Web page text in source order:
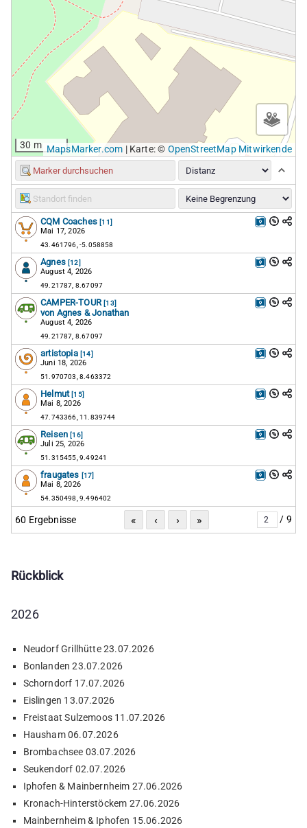
Rückblick
2026
Neudorf Grillhütte 23.07.2026
Bonlanden 23.07.2026
Schorndorf 17.07.2026
Eislingen 13.07.2026
Freistaat Sulzemoos 11.07.2026
Hausham 06.07.2026
Brombachsee 03.07.2026
Seukendorf 02.07.2026
Iphofen & Mainbernheim 27.06.2026
Kronach-Hinterstöckem 27.06.2026
Mainbernheim & Iphofen 15.06.2026